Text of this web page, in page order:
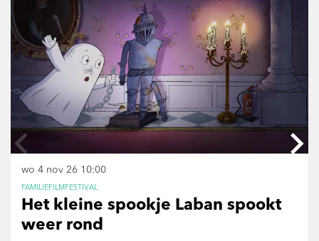
Het kleine spookje Laban spookt
weer rond
FAMILIEFILMFESTIVAL
wo 4 nov 26 10:00